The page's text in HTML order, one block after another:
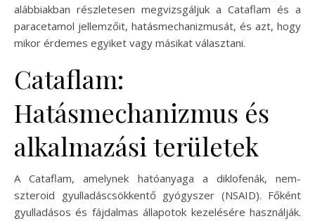
alábbiakban részletesen megvizsgáljuk a Cataflam és a
paracetamol jellemzőit, hatásmechanizmusát, és azt, hogy
mikor érdemes egyiket vagy másikat választani.
Cataflam:
Hatásmechanizmus és
alkalmazási területek
A Cataflam, amelynek hatóanyaga a diklofenák, nem-
szteroid gyulladáscsökkentő gyógyszer (NSAID). Főként
gyulladásos és fájdalmas állapotok kezelésére használják.